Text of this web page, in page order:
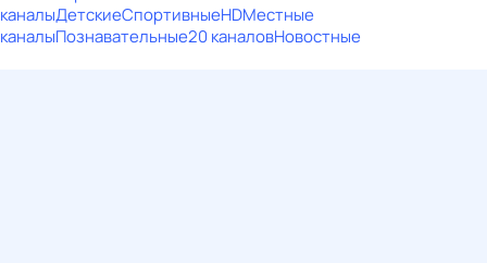
каналыДетскиеСпортивныеHDМестные
каналыПознавательные20 каналовНовостные